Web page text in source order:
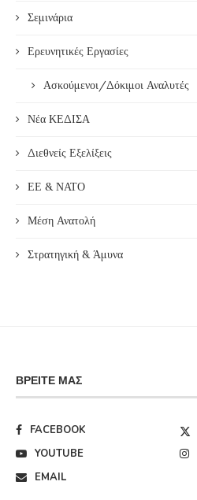
Σεμινάρια
Ερευνητικές Εργασίες
Ασκούμενοι/Δόκιμοι Αναλυτές
Νέα ΚΕΔΙΣΑ
Διεθνείς Εξελίξεις
ΕΕ & ΝΑΤΟ
Μέση Ανατολή
Στρατηγική & Άμυνα
ΒΡΕΊΤΕ ΜΑΣ
FACEBOOK
YOUTUBE
EMAIL